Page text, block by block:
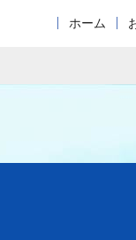
ホーム